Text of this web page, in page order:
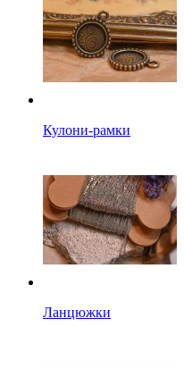
Кулони-рамки
Ланцюжки